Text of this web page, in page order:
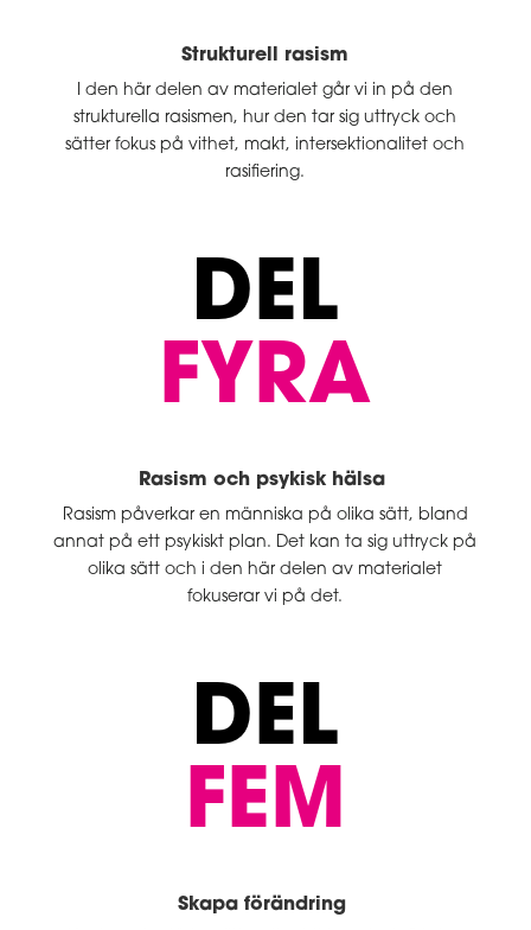
Strukturell rasism
I den här delen av materialet går vi in på den
strukturella rasismen, hur den tar sig uttryck och
sätter fokus på vithet, makt, intersektionalitet och
rasifiering.
DEL
FYRA
Rasism och psykisk hälsa
Rasism påverkar en människa på olika sätt, bland
annat på ett psykiskt plan. Det kan ta sig uttryck på
olika sätt och i den här delen av materialet
fokuserar vi på det.
DEL
FEM
Skapa förändring